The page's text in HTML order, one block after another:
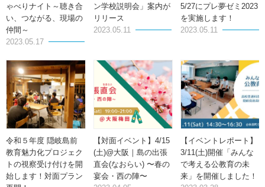
覧
ゃべりナイト～聴き合
い、つながる、現場の
仲間～
2023.05.17
ン学校説明会」案内が
リリース
2023.05.11
5/27にプレ夢ゼミ2023
を実施します！
2023.05.11
令和５年度 隠岐島前
教育魅力化プロジェク
トの視察受け付けを開
始します！対面プラン
【対面イベント】4/15
(土)@大阪｜島の出張
直会(なおらい) 〜春の
宴会・西の陣〜
【イベントレポート】
3/11(土)開催「みんな
で考える公教育の未
来」を開催しました！